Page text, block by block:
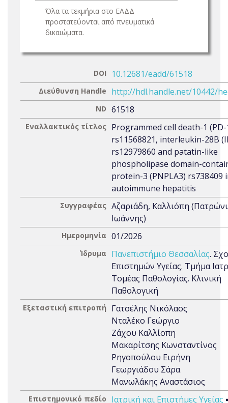
Όλα τα τεκμήρια στο ΕΑΔΔ
προστατεύονται από πνευματικά
δικαιώματα.
DOI 10.12681/eadd/61518
Διεύθυνση Handle http://hdl.handle.net/10442/
ND 61518
Εναλλακτικός τίτλος Programmed cell death-1
rs11568821, interleukin-28B
rs12979860 and patatin-like
phospholipase domain-
protein-3 (PNPLA3) rs738409
autoimmune hepatitis
Συγγραφέας Αζαριάδη, Καλλιόπη
Ιωάννης)
Ημερομηνία 01/2026
Ίδρυμα Πανεπιστήμιο Θεσσαλίας.
Επιστημών Υγείας. Τμήμα
Τομέας Παθολογίας. Κλινική
Παθολογική
Εξεταστική επιτροπή
Γατσέλης Νικόλαος
Νταλέκο Γεώργιο
Ζάχου Καλλίοπη
Μακαρίτσης Κωνσταντίνος
Ρηγοπούλου Ειρήνη
Γεωργιάδου Σάρα
Μανωλάκης Αναστάσιος
Επιστημονικό πεδίο Ιατρική και Επιστήμες Υγείας